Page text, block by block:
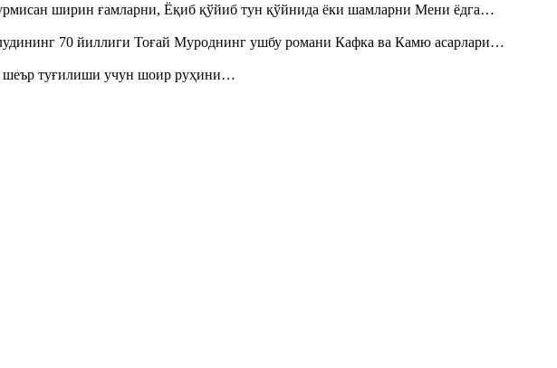
ширин ғамларни, Ёқиб қўйиб тун қўйнида ёки шамларни Мени ёдга…
70 йиллиги Тоғай Муроднинг ушбу романи Кафка ва Камю асарлари…
шеър туғилиши учун шоир руҳини…